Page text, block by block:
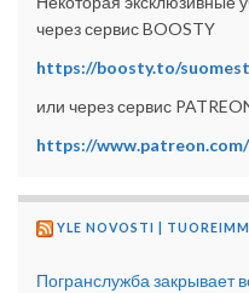
через сервис BOOSTY
https://boosty.to/
или через сервис
https://
YLE NOVOSTI |
Погранслужба закрывает